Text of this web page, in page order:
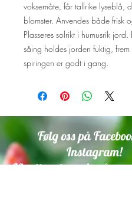
voksemåte, får tallrike lyseblå,
blomster. Anvendes både frisk
Plasseres solrikt i humusrik jord.
såing holdes jorden fuktig, frem
spiringen er godt i gang.
Følg oss på
Instagram!
Vi setter stor pris på om